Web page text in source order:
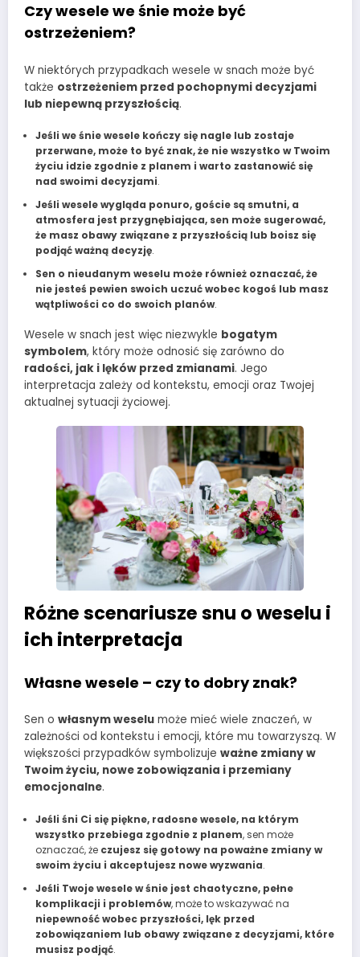
Czy wesele we śnie może być
ostrzeżeniem?
W niektórych przypadkach wesele w snach może być
także ostrzeżeniem przed pochopnymi decyzjami
lub niepewną przyszłością.
Jeśli we śnie wesele kończy się nagle lub zostaje
przerwane, może to być znak, że nie wszystko w Twoim
życiu idzie zgodnie z planem i warto zastanowić się
nad swoimi decyzjami.
Jeśli wesele wygląda ponuro, goście są smutni, a
atmosfera jest przygnębiająca, sen może sugerować,
że masz obawy związane z przyszłością lub boisz się
podjąć ważną decyzję.
Sen o nieudanym weselu może również oznaczać, że
nie jesteś pewien swoich uczuć wobec kogoś lub masz
wątpliwości co do swoich planów.
Wesele w snach jest więc niezwykle bogatym
symbolem, który może odnosić się zarówno do
radości, jak i lęków przed zmianami. Jego
interpretacja zależy od kontekstu, emocji oraz Twojej
aktualnej sytuacji życiowej.
Różne scenariusze snu o weselu i
ich interpretacja
Własne wesele – czy to dobry znak?
Sen o własnym weselu może mieć wiele znaczeń, w
zależności od kontekstu i emocji, które mu towarzyszą. W
większości przypadków symbolizuje ważne zmiany w
Twoim życiu, nowe zobowiązania i przemiany
emocjonalne.
Jeśli śni Ci się piękne, radosne wesele, na którym
wszystko przebiega zgodnie z planem, sen może
oznaczać, że czujesz się gotowy na poważne zmiany w
swoim życiu i akceptujesz nowe wyzwania.
Jeśli Twoje wesele w śnie jest chaotyczne, pełne
komplikacji i problemów, może to wskazywać na
niepewność wobec przyszłości, lęk przed
zobowiązaniem lub obawy związane z decyzjami, które
musisz podjąć.